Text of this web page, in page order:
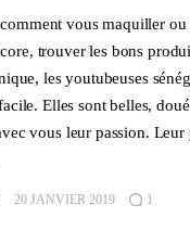
vous maquiller
trouver les bons
les youtubeuses
Elles sont belles,
vous leur passion.
20 JANVIER 2019 1